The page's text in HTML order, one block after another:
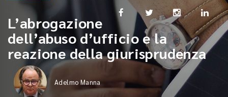
L’abrogazione
dell’abuso d’ufficio e la
reazione della giurisprudenza
Adelmo Manna